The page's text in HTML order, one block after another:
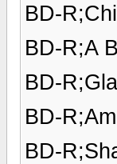
BD-
BD-R;A
BD-
BD-
BD-